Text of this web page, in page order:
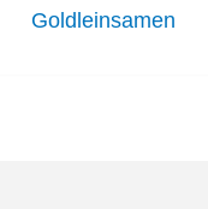
Goldleinsamen